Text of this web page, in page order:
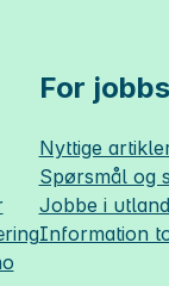
For
Nyttige
Spørsmål og
Jobbe i
Information